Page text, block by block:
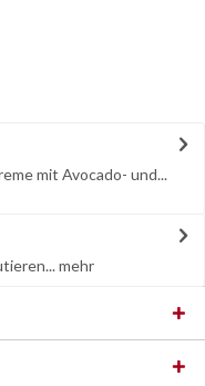
mit Avocado- und...
mehr